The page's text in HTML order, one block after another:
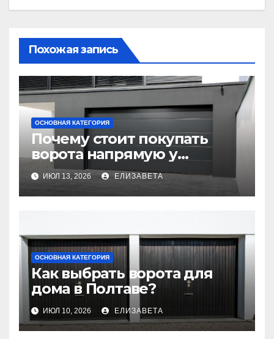
Похожая запись
ОСНОВНАЯ КАТЕГОРИЯ
Почему стоит покупать
ворота напрямую у
производителя
ИЮЛ 13, 2026 ЕЛИЗАВЕТА
ОСНОВНАЯ КАТЕГОРИЯ
Как выбрать ворота для
дома в Полтаве?
ИЮЛ 10, 2026 ЕЛИЗАВЕТА